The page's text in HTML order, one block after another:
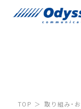
TOP 取り組み・